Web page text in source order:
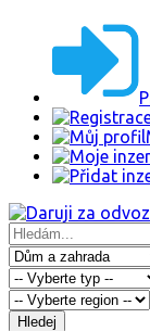
Hledej